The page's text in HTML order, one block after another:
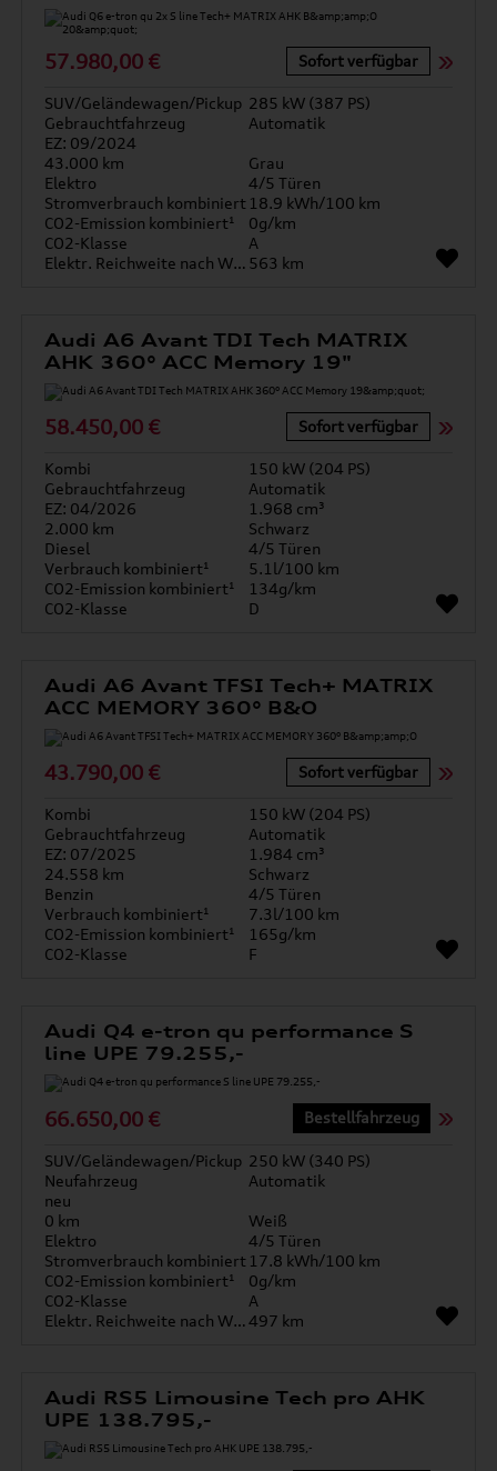
57.980,00 € Sofort verfügbar
SUV/Geländewagen/Pickup 285 kW (387 PS)
Gebrauchtfahrzeug
Automatik
EZ: 09/2024
43.000 km
Grau
Elektro
4/5 Türen
Stromverbrauch kombiniert 18.9 kWh/100 km
CO2-Emission kombiniert¹
0g/km
CO2-Klasse
A
Elektr. Reichweite nach WLTP* 563 km
Audi A6 Avant TDI Tech MATRIX
AHK 360° ACC Memory 19"
58.450,00 € Sofort verfügbar
Kombi
150 kW (204 PS)
Gebrauchtfahrzeug
Automatik
EZ: 04/2026
1.968 cm³
2.000 km
Schwarz
Diesel
4/5 Türen
Verbrauch kombiniert¹
5.1l/100 km
CO2-Emission kombiniert¹
134g/km
CO2-Klasse
D
Audi A6 Avant TFSI Tech+ MATRIX
ACC MEMORY 360° B&O
43.790,00 € Sofort verfügbar
Kombi
150 kW (204 PS)
Gebrauchtfahrzeug
Automatik
EZ: 07/2025
1.984 cm³
24.558 km
Schwarz
Benzin
4/5 Türen
Verbrauch kombiniert¹
7.3l/100 km
CO2-Emission kombiniert¹
165g/km
CO2-Klasse
F
Audi Q4 e-tron qu performance S
line UPE 79.255,-
66.650,00 € Bestellfahrzeug
SUV/Geländewagen/Pickup 250 kW (340 PS)
Neufahrzeug
Automatik
neu
0 km
Weiß
Elektro
4/5 Türen
Stromverbrauch kombiniert 17.8 kWh/100 km
CO2-Emission kombiniert¹
0g/km
CO2-Klasse
A
Elektr. Reichweite nach WLTP*497 km
Audi RS5 Limousine Tech pro AHK
UPE 138.795,-